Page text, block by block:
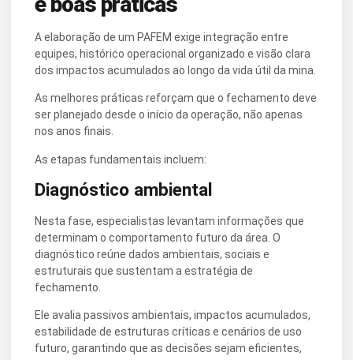
A elaboração de um PAFEM exige integração entre
equipes, histórico operacional organizado e visão clara
dos impactos acumulados ao longo da vida útil da mina.
As melhores práticas reforçam que o fechamento deve
ser planejado desde o início da operação, não apenas
nos anos finais.
As etapas fundamentais incluem:
Diagnóstico ambiental
Nesta fase, especialistas levantam informações que
determinam o comportamento futuro da área. O
diagnóstico reúne dados ambientais, sociais e
estruturais que sustentam a estratégia de
fechamento.
Ele avalia passivos ambientais, impactos acumulados,
estabilidade de estruturas críticas e cenários de uso
futuro, garantindo que as decisões sejam eficientes,